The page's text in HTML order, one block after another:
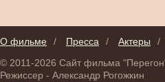
О фильме / Пресса / Актеры /
© 2011-2026 Сайт фильма
Режиссер - Александр Рогожкин